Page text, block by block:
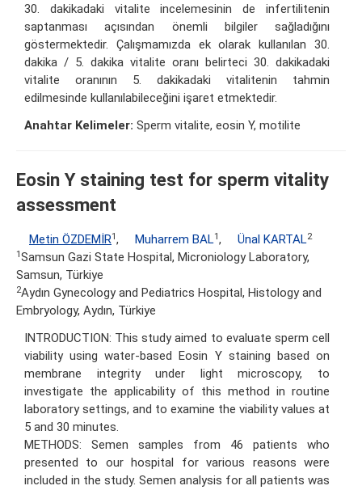
30. dakikadaki vitalite incelemesinin de infertilitenin
saptanması açısından önemli bilgiler sağladığını
göstermektedir. Çalışmamızda ek olarak kullanılan 30.
dakika / 5. dakika vitalite oranı belirteci 30. dakikadaki
vitalite oranının 5. dakikadaki vitalitenin tahmin
edilmesinde kullanılabileceğini işaret etmektedir.
Anahtar Kelimeler: Sperm vitalite, eosin Y, motilite
Eosin Y staining test for sperm vitality
assessment
Metin ÖZDEMİR1, Muharrem BAL1, Ünal KARTAL2
1Samsun Gazi State Hospital, Microniology Laboratory,
Samsun, Türkiye
2Aydın Gynecology and Pediatrics Hospital, Histology and
Embryology, Aydın, Türkiye
INTRODUCTION: This study aimed to evaluate sperm cell
viability using water-based Eosin Y staining based on
membrane integrity under light microscopy, to
investigate the applicability of this method in routine
laboratory settings, and to examine the viability values at
5 and 30 minutes.
METHODS: Semen samples from 46 patients who
presented to our hospital for various reasons were
included in the study. Semen analysis for all patients was